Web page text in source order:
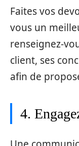
Faites vos
vous un
renseignez-
client, ses
afin de
4.